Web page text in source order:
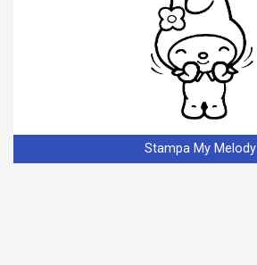
Stampa My Melody